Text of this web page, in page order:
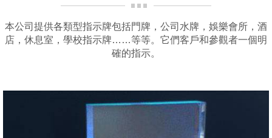
本公司提供各類型指示牌包括門牌，公司水牌，娛樂會所，酒
店，休息室，學校指示牌……等等。它們客戶和參觀者一個明
確的指示。